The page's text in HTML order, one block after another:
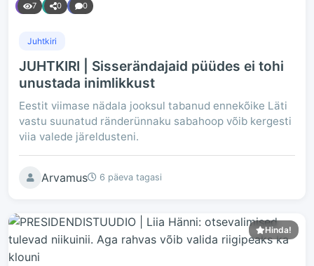
7 0 0
Juhtkiri
JUHTKIRI | Sisserändajaid püüdes ei tohi
unustada inimlikkust
Eestit viimase nädala jooksul tabanud ennekõike Läti
vastu suunatud ränderünnaku sabahoop võib kergesti
viia valede järeldusteni.
Arvamus 6 päeva tagasi
Hinda!